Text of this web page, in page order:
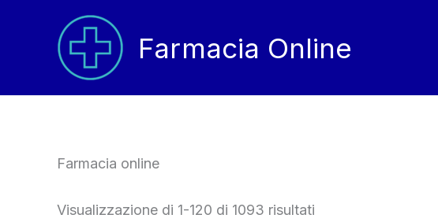
contenuto
Farmacia Online
Farmacia online
Visualizzazione di 1-120 di 1093 risultati